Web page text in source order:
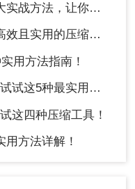
你的图片"瘦身"成功！
用的压缩方法详解！
用方法指南！
用的JPG压缩方法！
这四种压缩工具！
方法详解！